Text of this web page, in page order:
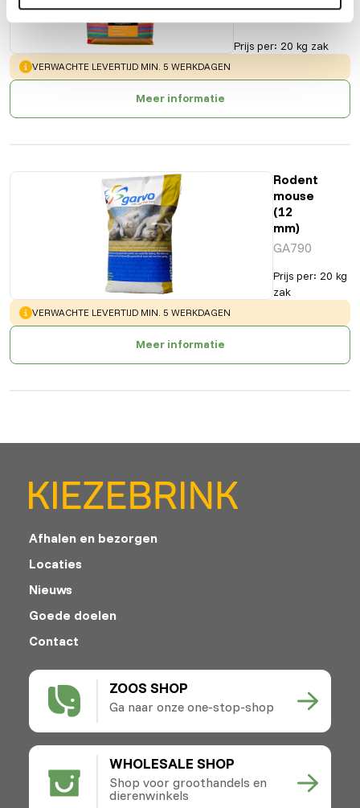
Prijs per: 20 kg zak
WARNING:
VERWACHTE LEVERTIJD MIN. 5 WERKDAGEN
Meer informatie
Rodent
mouse
(12
mm)
GA790
Prijs per: 20 kg
zak
WARNING:
VERWACHTE LEVERTIJD MIN. 5 WERKDAGEN
Meer informatie
ZOOS SHOP
Ga naar onze one-stop-shop
WHOLESALE SHOP
Shop voor groothandels en
dierenwinkels
Afhalen en bezorgen
Locaties
Nieuws
Goede doelen
Contact